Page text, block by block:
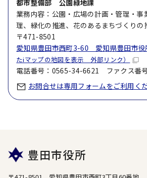
都市整備部 公園緑地課
業務内容：公園・広場の計画・管理・事
理、緑化の推進、花のあるまちづくりの
〒471-8501
愛知県豊田市西町3-60 愛知県豊田市役
たiマップの地図を表示 外部リンク）
電話番号：0565-34-6621 ファクス番
お問合せは専用フォームをご利用くだ
豊田市役所